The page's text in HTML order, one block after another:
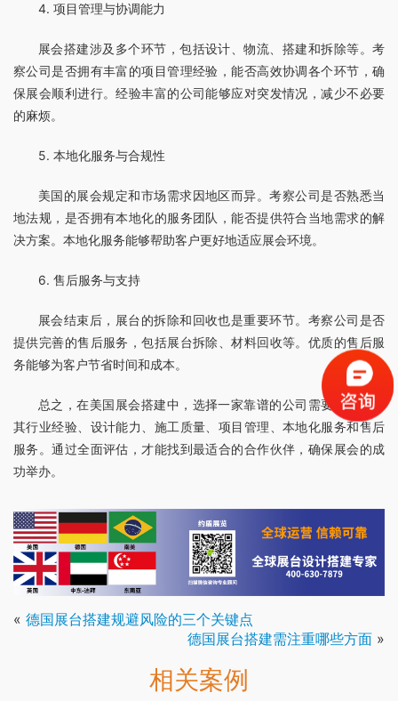
4. 项目管理与协调能力
展会搭建涉及多个环节，包括设计、物流、搭建和拆除等。考
察公司是否拥有丰富的项目管理经验，能否高效协调各个环节，确
保展会顺利进行。经验丰富的公司能够应对突发情况，减少不必要
的麻烦。
5. 本地化服务与合规性
美国的展会规定和市场需求因地区而异。考察公司是否熟悉当
地法规，是否拥有本地化的服务团队，能否提供符合当地需求的解
决方案。本地化服务能够帮助客户更好地适应展会环境。
6. 售后服务与支持
展会结束后，展台的拆除和回收也是重要环节。考察公司是否
提供完善的售后服务，包括展台拆除、材料回收等。优质的售后服
务能够为客户节省时间和成本。
总之，在美国展会搭建中，选择一家靠谱的公司需要综合考虑
其行业经验、设计能力、施工质量、项目管理、本地化服务和售后
服务。通过全面评估，才能找到最适合的合作伙伴，确保展会的成
功举办。
« 德国展台搭建规避风险的三个关键点
德国展台搭建需注重哪些方面 »
相关案例